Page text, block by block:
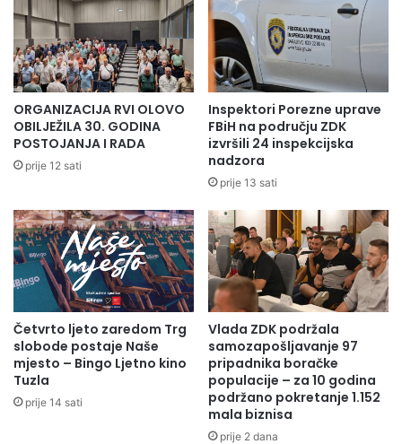
ORGANIZACIJA RVI OLOVO
OBILJEŽILA 30. GODINA
POSTOJANJA I RADA
prije 12 sati
Inspektori Porezne uprave
FBiH na području ZDK
izvršili 24 inspekcijska
nadzora
prije 13 sati
Četvrto ljeto zaredom Trg
slobode postaje Naše
mjesto – Bingo Ljetno kino
Tuzla
prije 14 sati
Vlada ZDK podržala
samozapošljavanje 97
pripadnika boračke
populacije – za 10 godina
podržano pokretanje 1.152
mala biznisa
prije 2 dana